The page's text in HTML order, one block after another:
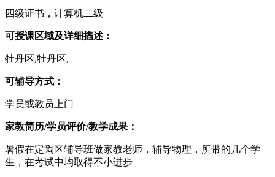
四级证书，计算机二级
可授课区域及详细描述：
牡丹区,牡丹区,
可辅导方式：
学员或教员上门
家教简历/学员评价/教学成果：
暑假在定陶区辅导班做家教老师，辅导物理，所带的几个学
生，在考试中均取得不小进步